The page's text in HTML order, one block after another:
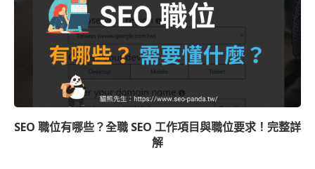
SEO 職位有哪些？全職 SEO 工作項目與職位要求！完整詳
解